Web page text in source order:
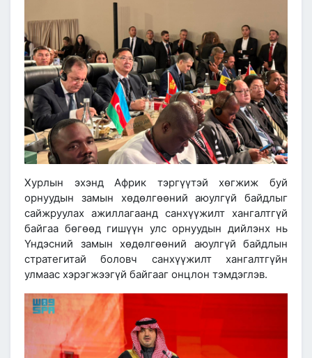
Хурлын эхэнд Африк тэргүүтэй хөгжиж буй
орнуудын замын хөдөлгөөний аюулгүй байдлыг
сайжруулах ажиллагаанд санхүүжилт хангалтгүй
байгаа бөгөөд гишүүн улс орнуудын дийлэнх нь
Үндэсний замын хөдөлгөөний аюулгүй байдлын
стратегитай боловч санхүүжилт хангалтгүйн
улмаас хэрэгжээгүй байгааг онцлон тэмдэглэв.